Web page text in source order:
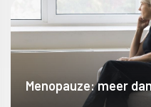
Menopauze: meer